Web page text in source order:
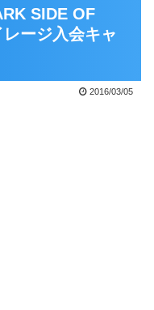
SIDE OF
ージ入会キャ
2016/03/05